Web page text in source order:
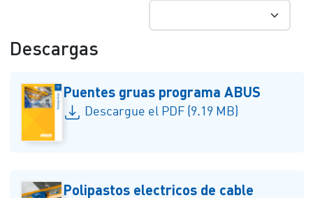
Descargas
Puentes gruas programa ABUS
Descargue el PDF (9.19 MB)
Polipastos electricos de cable